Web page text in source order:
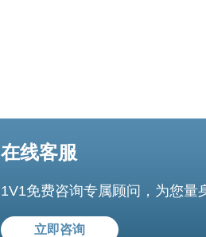
在线客服
1V1免费咨询专属顾问，为您量
立即咨询